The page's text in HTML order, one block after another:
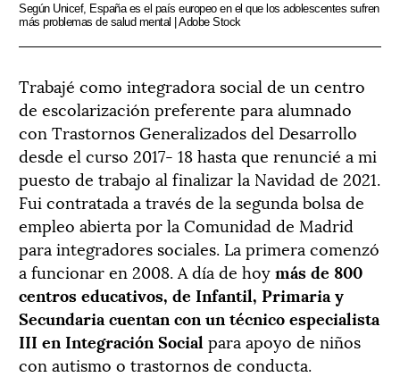
Según Unicef, España es el país europeo en el que los adolescentes sufren
más problemas de salud mental | Adobe Stock
Trabajé como integradora social de un centro
de escolarización preferente para alumnado
con Trastornos Generalizados del Desarrollo
desde el curso 2017- 18 hasta que renuncié a mi
puesto de trabajo al finalizar la Navidad de 2021.
Fui contratada a través de la segunda bolsa de
empleo abierta por la Comunidad de Madrid
para integradores sociales. La primera comenzó
a funcionar en 2008. A día de hoymás de 800
centros educativos, de Infantil, Primaria y
Secundaria cuentan con un técnico especialista
III en Integración Social para apoyo de niños
con autismo o trastornos de conducta.